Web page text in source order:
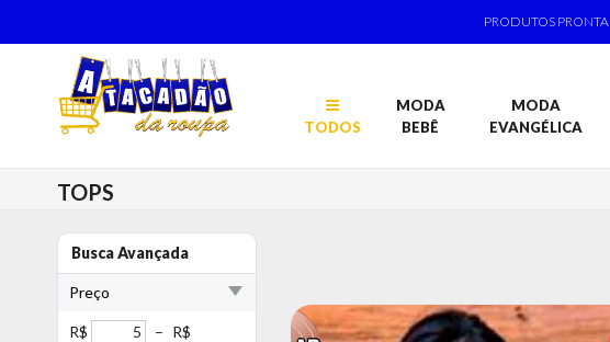
PRODUTOS
TODOS
MODA
BEBÊ
MODA
EVANGÉLICA
TOPS
Busca Avançada
Preço
R$ – R$